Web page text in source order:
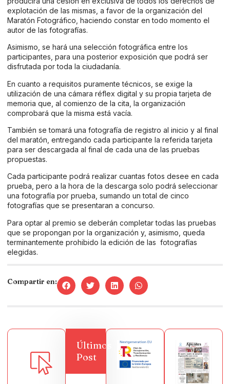
explotación de las mismas, a favor de la organización del
Maratón Fotográfico, haciendo constar en todo momento el
autor de las fotografías.
Asimismo, se hará una selección fotográfica entre los
participantes, para una posterior exposición que podrá ser
disfrutada por toda la ciudadanía.
En cuanto a requisitos puramente técnicos, se exige la
utilización de una cámara réflex digital y su propia tarjeta de
memoria que, al comienzo de la cita, la organización
comprobará que la misma está vacía.
También se tomará una fotografía de registro al inicio y al final
del maratón, entregando cada participante la referida tarjeta
para ser descargada al final de cada una de las pruebas
propuestas.
Cada participante podrá realizar cuantas fotos desee en cada
prueba, pero a la hora de la descarga solo podrá seleccionar
una fotografía por prueba, sumando un total de cinco
fotografías que se presentaran a concurso.
Para optar al premio se deberán completar todas las pruebas
que se propongan por la organización y, asimismo, queda
terminantemente prohibido la edición de las fotografías
elegidas.
Compartir en:
Últimos
Post